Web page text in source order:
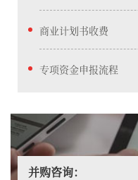
商业计划书收费
专项资金申报​流程
并购咨询：